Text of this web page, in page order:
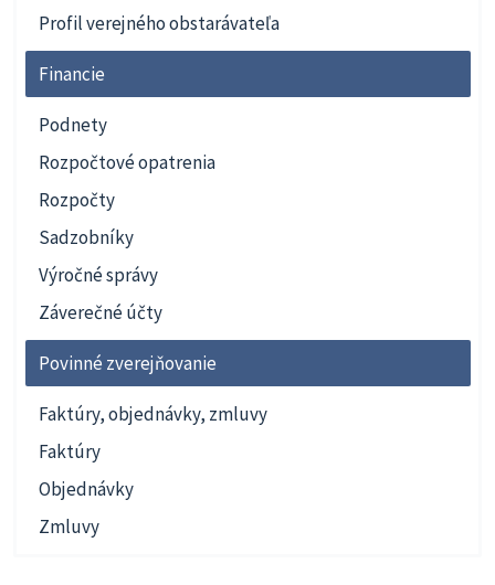
Profil verejného obstarávateľa
Financie
Podnety
Rozpočtové opatrenia
Rozpočty
Sadzobníky
Výročné správy
Záverečné účty
Povinné zverejňovanie
Faktúry, objednávky, zmluvy
Faktúry
Objednávky
Zmluvy